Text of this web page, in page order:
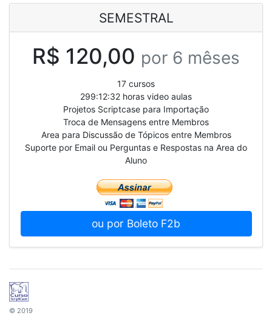
SEMESTRAL
R$ 120,00 por 6 mêses
17 cursos
299:12:32 horas video aulas
Projetos Scriptcase para Importação
Troca de Mensagens entre Membros
Area para Discussão de Tópicos entre Membros
Suporte por Email ou Perguntas e Respostas na Area do
Aluno
ou por Boleto F2b
© 2019